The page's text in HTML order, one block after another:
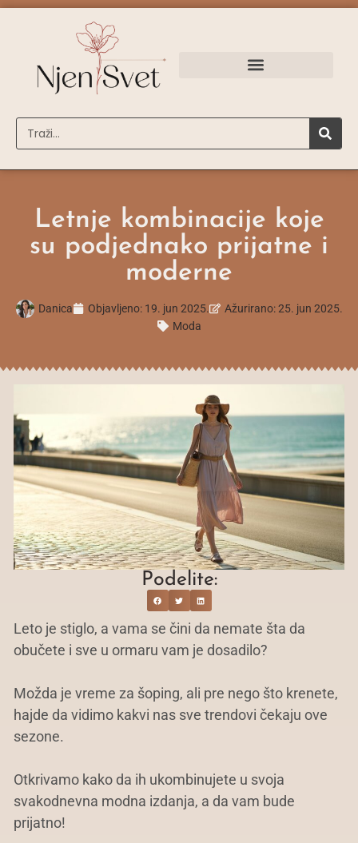
Letnje kombinacije koje
su podjednako prijatne i
moderne
Danica Objavljeno: 19. jun 2025.
Ažurirano: 25. jun 2025.
Moda
Podelite:
Leto je stiglo, a vama se čini da nemate šta da
obučete i sve u ormaru vam je dosadilo?
Možda je vreme za šoping, ali pre nego što krenete,
hajde da vidimo kakvi nas sve trendovi čekaju ove
sezone.
Otkrivamo kako da ih ukombinujete u svoja
svakodnevna modna izdanja, a da vam bude
prijatno!